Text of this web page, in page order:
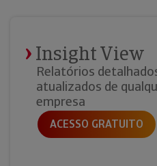
Insight View
Relatórios
atualizados de
empresa
ACESSO GRATUITO